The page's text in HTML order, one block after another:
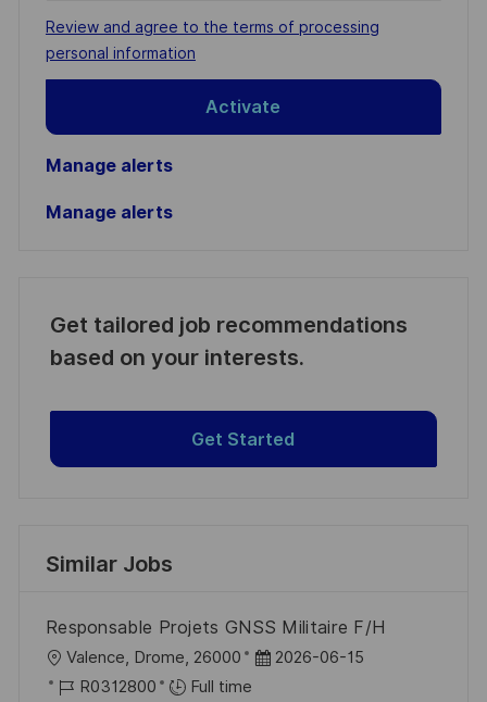
address
(Required)
Required
Review and agree to the terms of processing
personal information
Activate
Manage alerts
Manage alerts
Get tailored job recommendations
based on your interests.
Get Started
Similar Jobs
Responsable Projets GNSS Militaire F/H
L
o
Valence, Drome, 26000
P 2026-06-15
J
R0312800
Full time